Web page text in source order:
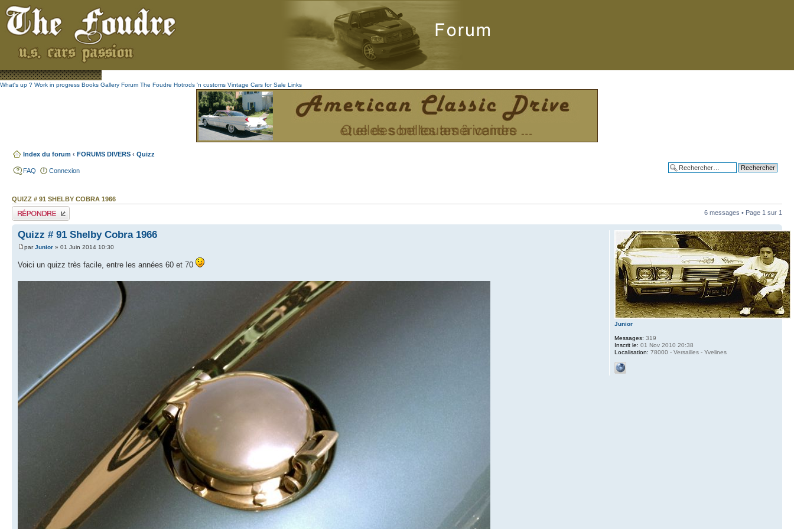
What's up ? Work in progress Books Gallery Forum The Foudre Hotrods 'n customs Vintage Cars for Sale Links
Index du forum ‹ FORUMS DIVERS ‹ Quizz
FAQ
Connexion
QUIZZ # 91 SHELBY COBRA 1966
Publier une réponse
6 messages • Page 1 sur 1
Quizz # 91 Shelby Cobra 1966
parJunior » 01 Juin 2014 10:30
Voici un quizz très facile, entre les années 60 et 70
Junior
Messages: 319
Inscrit le: 01 Nov 2010 20:38
Localisation: 78000 - Versailles - Yvelines